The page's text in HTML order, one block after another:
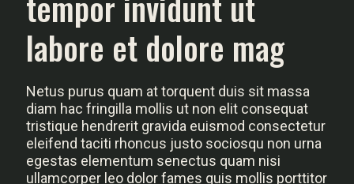
labore et dolore mag
Netus purus quam at torquent duis sit massa
diam hac fringilla mollis ut non elit consequat
tristique hendrerit gravida euismod consectetur
eleifend taciti rhoncus justo sociosqu non urna
egestas elementum senectus quam nisi
ullamcorper leo dolor fames quis mollis porttitor